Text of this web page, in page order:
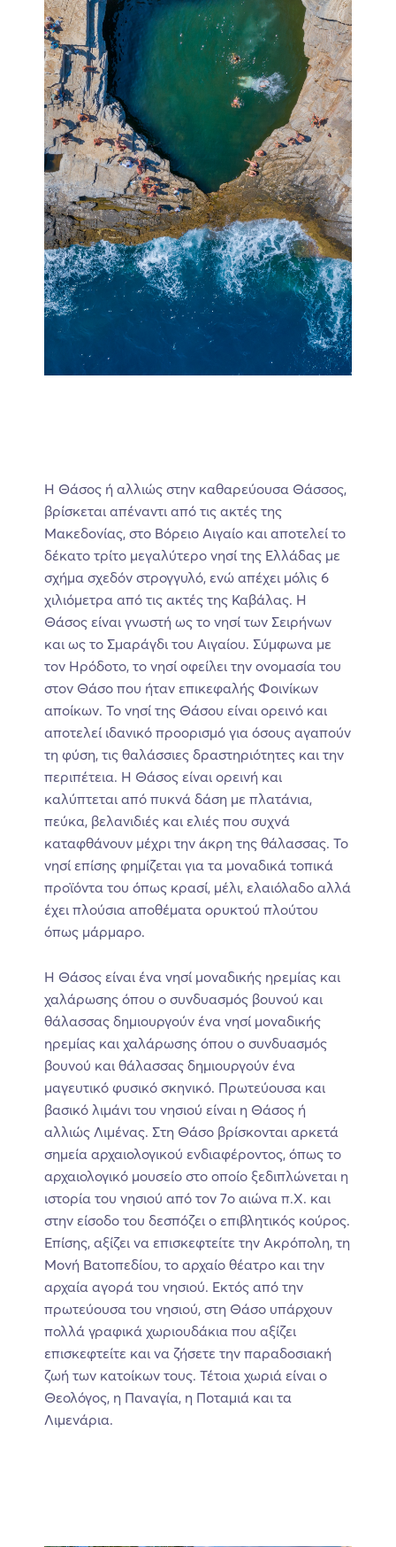
Η Θάσος ή αλλιώς στην καθαρεύουσα Θάσσος,
βρίσκεται απέναντι από τις ακτές της
Μακεδονίας, στο Βόρειο Αιγαίο και αποτελεί το
δέκατο τρίτο μεγαλύτερο νησί της Ελλάδας με
σχήμα σχεδόν στρογγυλό, ενώ απέχει μόλις 6
χιλιόμετρα από τις ακτές της Καβάλας. Η
Θάσος είναι γνωστή ως το νησί των Σειρήνων
και ως το Σμαράγδι του Αιγαίου. Σύμφωνα με
τον Ηρόδοτο, το νησί οφείλει την ονομασία του
στον Θάσο που ήταν επικεφαλής Φοινίκων
αποίκων. Το νησί της Θάσου είναι ορεινό και
αποτελεί ιδανικό προορισμό για όσους αγαπούν
τη φύση, τις θαλάσσιες δραστηριότητες και την
περιπέτεια. Η Θάσος είναι ορεινή και
καλύπτεται από πυκνά δάση με πλατάνια,
πεύκα, βελανιδιές και ελιές που συχνά
καταφθάνουν μέχρι την άκρη της θάλασσας. Το
νησί επίσης φημίζεται για τα μοναδικά τοπικά
προϊόντα του όπως κρασί, μέλι, ελαιόλαδο αλλά
έχει πλούσια αποθέματα ορυκτού πλούτου
όπως μάρμαρο.
Η Θάσος είναι ένα νησί μοναδικής ηρεμίας και
χαλάρωσης όπου ο συνδυασμός βουνού και
θάλασσας δημιουργούν ένα νησί μοναδικής
ηρεμίας και χαλάρωσης όπου ο συνδυασμός
βουνού και θάλασσας δημιουργούν ένα
μαγευτικό φυσικό σκηνικό. Πρωτεύουσα και
βασικό λιμάνι του νησιού είναι η Θάσος ή
αλλιώς Λιμένας. Στη Θάσο βρίσκονται αρκετά
σημεία αρχαιολογικού ενδιαφέροντος, όπως το
αρχαιολογικό μουσείο στο οποίο ξεδιπλώνεται η
ιστορία του νησιού από τον 7ο αιώνα π.Χ. και
στην είσοδο του δεσπόζει ο επιβλητικός κούρος.
Επίσης, αξίζει να επισκεφτείτε την Ακρόπολη, τη
Μονή Βατοπεδίου, το αρχαίο θέατρο και την
αρχαία αγορά του νησιού. Εκτός από την
πρωτεύουσα του νησιού, στη Θάσο υπάρχουν
πολλά γραφικά χωριουδάκια που αξίζει
επισκεφτείτε και να ζήσετε την παραδοσιακή
ζωή των κατοίκων τους. Τέτοια χωριά είναι ο
Θεολόγος, η Παναγία, η Ποταμιά και τα
Λιμενάρια.